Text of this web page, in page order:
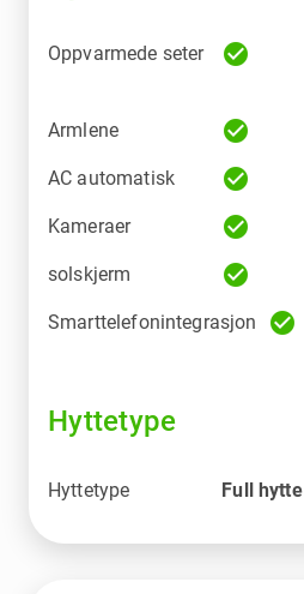
Oppvarmede seter check_circle
Armlene check_circle
AC automatisk check_circle
Kameraer check_circle
solskjerm check_circle
Smarttelefonintegrasjon check_circle
Hyttetype
Hyttetype Full hytte